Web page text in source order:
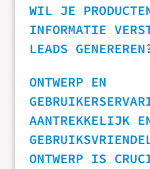
WIL JE
INFORMATIE
LEADS
ONTWERP EN
AANTREKKELIJK
ONTWERP IS